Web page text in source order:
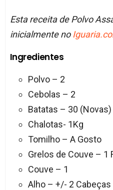
Esta receita de Polvo
inicialmente no
Ingredientes
Polvo – 2
Cebolas – 2
Batatas – 30 (Novas)
Chalotas- 1Kg
Tomilho – A Gosto
Grelos de Couve – 1
Couve – 1
Alho – +/- 2 Cabeças